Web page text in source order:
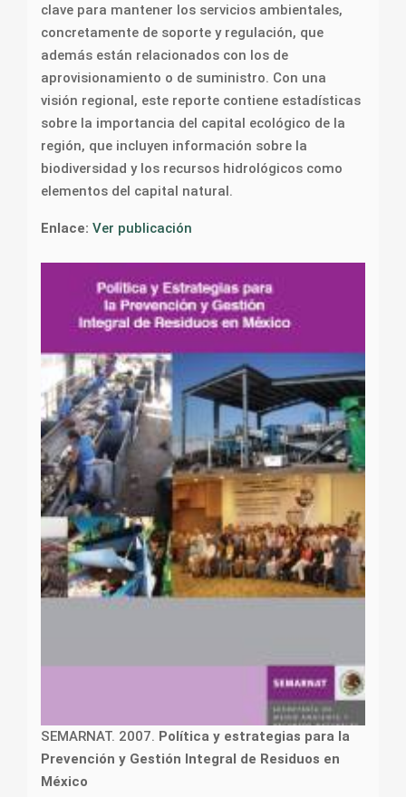
clave para mantener los servicios ambientales,
concretamente de soporte y regulación, que
además están relacionados con los de
aprovisionamiento o de suministro. Con una
visión regional, este reporte contiene estadísticas
sobre la importancia del capital ecológico de la
región, que incluyen información sobre la
biodiversidad y los recursos hidrológicos como
elementos del capital natural.
Enlace: Ver publicación
SEMARNAT. 2007. Política y estrategias para la
Prevención y Gestión Integral de Residuos en
México